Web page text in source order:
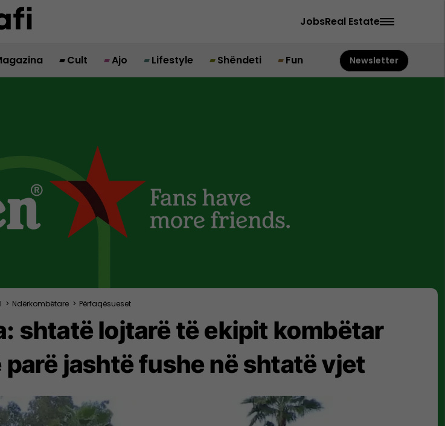
JobsReal Estate
Cult Ajo Lifestyle Shëndeti Fun Newsletter
> Ndërkombëtare > Përfaqësueset
shtatë lojtarë të ekipit kombëtar
jashtë fushe në shtatë vjet